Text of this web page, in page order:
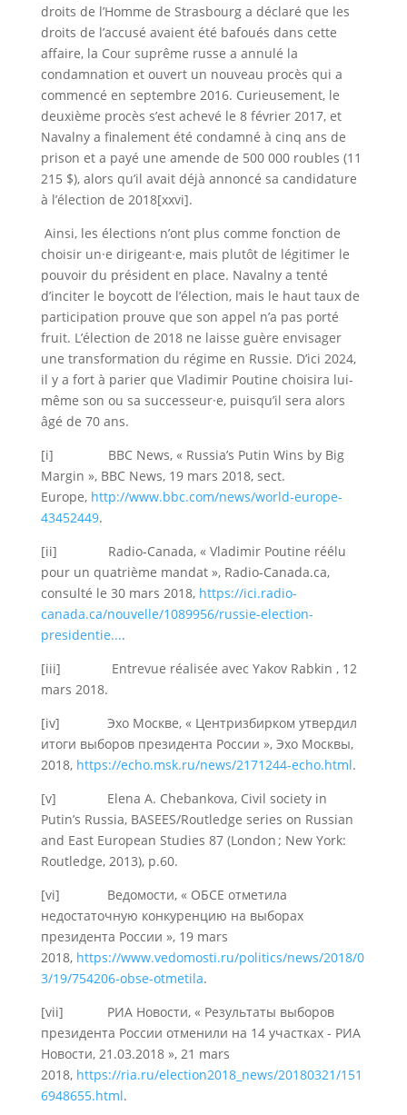
droits de l’Homme de Strasbourg a déclaré que les
droits de l’accusé avaient été bafoués dans cette
affaire, la Cour suprême russe a annulé la
condamnation et ouvert un nouveau procès qui a
commencé en septembre 2016. Curieusement, le
deuxième procès s’est achevé le 8 février 2017, et
Navalny a finalement été condamné à cinq ans de
prison et a payé une amende de 500 000 roubles (11
215 $), alors qu’il avait déjà annoncé sa candidature
à l’élection de 2018[xxvi].
Ainsi, les élections n’ont plus comme fonction de
choisir un·e dirigeant·e, mais plutôt de légitimer le
pouvoir du président en place. Navalny a tenté
d’inciter le boycott de l’élection, mais le haut taux de
participation prouve que son appel n’a pas porté
fruit. L’élection de 2018 ne laisse guère envisager
une transformation du régime en Russie. D’ici 2024,
il y a fort à parier que Vladimir Poutine choisira lui-
même son ou sa successeur·e, puisqu’il sera alors
âgé de 70 ans.
[i] BBC News, « Russia’s Putin Wins by Big
Margin », BBC News, 19 mars 2018, sect.
Europe, http://www.bbc.com/news/world-europe-
43452449.
[ii] Radio-Canada, « Vladimir Poutine réélu
pour un quatrième mandat », Radio-Canada.ca,
consulté le 30 mars 2018, https://ici.radio-
canada.ca/nouvelle/1089956/russie-election-
presidentie....
[iii] Entrevue réalisée avec Yakov Rabkin , 12
mars 2018.
[iv] Эхо Москве, « Центризбирком утвердил
итоги выборов президента России », Эхо Москвы,
2018, https://echo.msk.ru/news/2171244-echo.html.
[v] Elena A. Chebankova, Civil society in
Putin’s Russia, BASEES/Routledge series on Russian
and East European Studies 87 (London ; New York:
Routledge, 2013), p.60.
[vi] Ведомости, « ОБСЕ отметила
недостаточную конкуренцию на выборах
президента России », 19 mars
2018, https://www.vedomosti.ru/politics/news/2018/0
3/19/754206-obse-otmetila.
[vii] РИА Новости, « Результаты выборов
президента России отменили на 14 участках - РИА
Новости, 21.03.2018 », 21 mars
2018, https://ria.ru/election2018_news/20180321/151
6948655.html.